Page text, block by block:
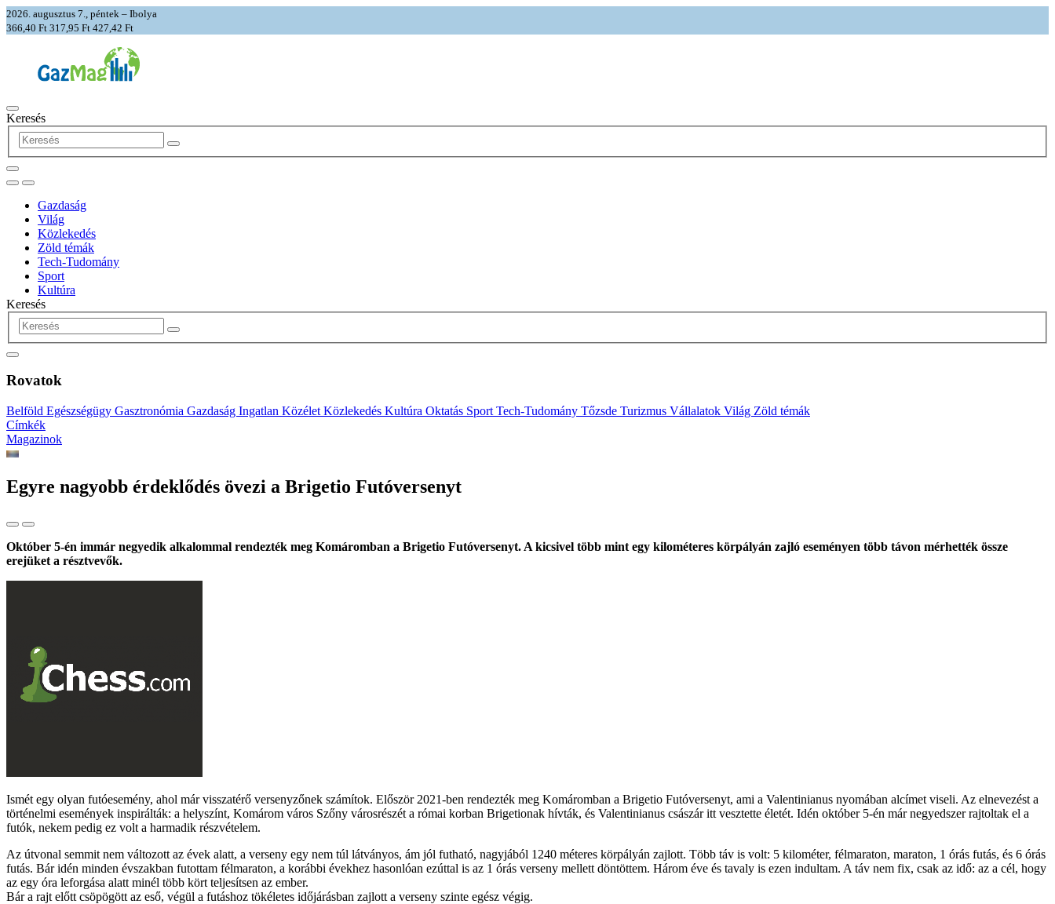
2026. augusztus 7., péntek – Ibolya
366,40 Ft 317,95 Ft 427,42 Ft
Keresés
Gazdaság
Világ
Közlekedés
Zöld témák
Tech-Tudomány
Sport
Kultúra
Keresés
Rovatok
Belföld Egészségügy Gasztronómia Gazdaság Ingatlan Közélet Közlekedés Kultúra Oktatás Sport Tech-Tudomány Tőzsde Turizmus Vállalatok Világ Zöld témák
Címkék
Magazinok
Egyre nagyobb érdeklődés övezi a Brigetio Futóversenyt
Október 5-én immár negyedik alkalommal rendezték meg Komáromban a Brigetio Futóversenyt. A kicsivel több mint egy kilométeres körpályán zajló eseményen több távon mérhették össze
erejüket a résztvevők.
Ismét egy olyan futóesemény, ahol már visszatérő versenyzőnek számítok. Először 2021-ben rendezték meg Komáromban a Brigetio Futóversenyt, ami a Valentinianus nyomában alcímet viseli. Az elnevezést a
történelmi események inspirálták: a helyszínt, Komárom város Szőny városrészét a római korban Brigetionak hívták, és Valentinianus császár itt vesztette életét. Idén október 5-én már negyedszer rajtoltak el a
futók, nekem pedig ez volt a harmadik részvételem.
Az útvonal semmit nem változott az évek alatt, a verseny egy nem túl látványos, ám jól futható, nagyjából 1240 méteres körpályán zajlott. Több táv is volt: 5 kilométer, félmaraton, maraton, 1 órás futás, és 6 órás
futás. Bár idén minden évszakban futottam félmaraton, a korábbi évekhez hasonlóan ezúttal is az 1 órás verseny mellett döntöttem. Három éve és tavaly is ezen indultam. A táv nem fix, csak az idő: az a cél, hogy
az egy óra leforgása alatt minél több kört teljesítsen az ember.
Bár a rajt előtt csöpögött az eső, végül a futáshoz tökéletes időjárásban zajlott a verseny szinte egész végig.